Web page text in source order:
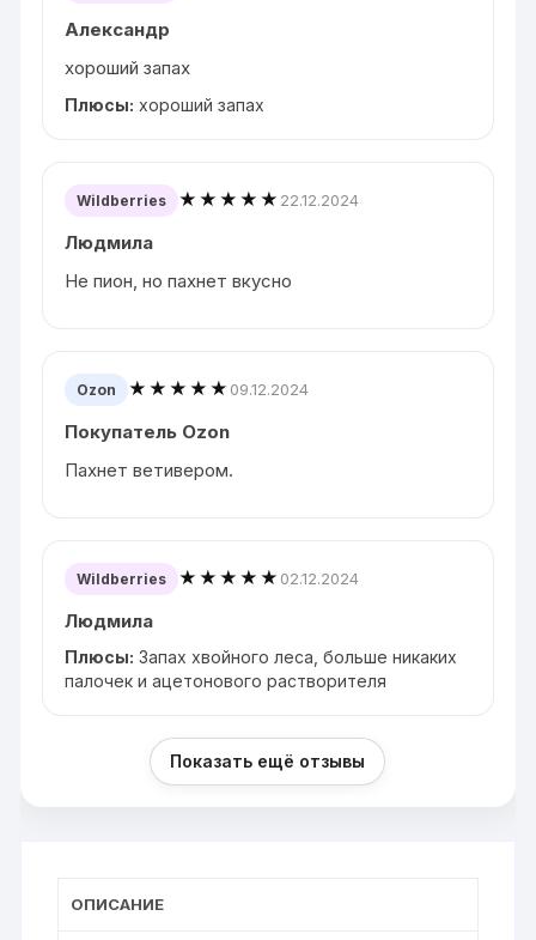
Александр
хороший запах
Плюсы: хороший запах
Wildberries ★★★★★ 22.12.2024
Людмила
Не пион, но пахнет вкусно
Ozon ★★★★★ 09.12.2024
Покупатель Ozon
Пахнет ветивером.
Wildberries ★★★★★ 02.12.2024
Людмила
Плюсы: Запах хвойного леса, больше никаких
палочек и ацетонового растворителя
Показать ещё отзывы
ОПИСАНИЕ